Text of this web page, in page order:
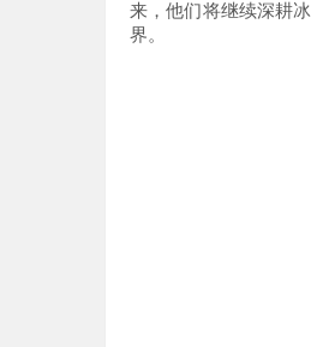
来，他们将继续深耕
界。